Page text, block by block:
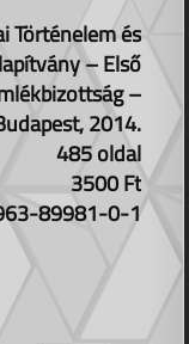
Történelem és
– Első
–
2014.
485 oldal
3500 Ft
89981-0-1